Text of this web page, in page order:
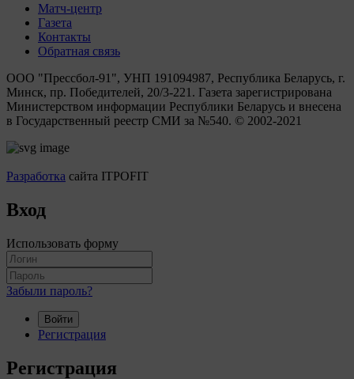
Матч-центр
Газета
Контакты
Обратная связь
ООО "Прессбол-91", УНП 191094987, Республика Беларусь, г.
Минск, пр. Победителей, 20/3-221. Газета зарегистрирована
Министерством информации Республики Беларусь и внесена
в Государственный реестр СМИ за №540. © 2002-2021
Разработка сайта ITPOFIT
Вход
Использовать форму
Забыли пароль?
Войти
Регистрация
Регистрация